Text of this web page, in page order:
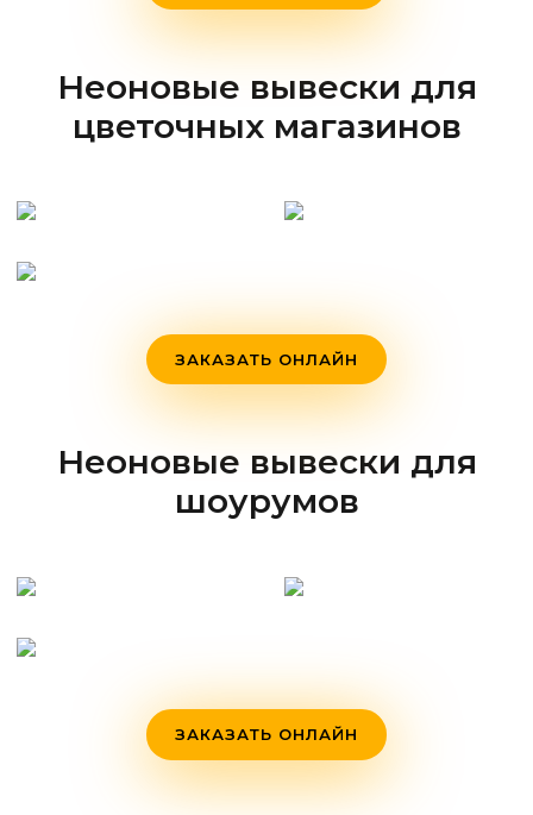
Неоновые вывески для
цветочных магазинов
ЗАКАЗАТЬ ОНЛАЙН
Неоновые вывески для
шоурумов
ЗАКАЗАТЬ ОНЛАЙН